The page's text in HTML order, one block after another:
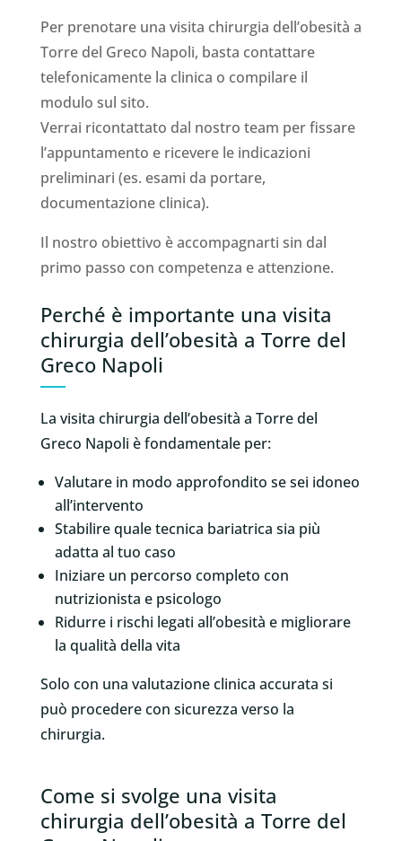
Per prenotare una visita chirurgia dell’obesità a
Torre del Greco Napoli, basta contattare
telefonicamente la clinica o compilare il
modulo sul sito.
Verrai ricontattato dal nostro team per fissare
l’appuntamento e ricevere le indicazioni
preliminari (es. esami da portare,
documentazione clinica).
Il nostro obiettivo è accompagnarti sin dal
primo passo con competenza e attenzione.
Perché è importante una visita
chirurgia dell’obesità a Torre del
Greco Napoli
La visita chirurgia dell’obesità a Torre del
Greco Napoli è fondamentale per:
Valutare in modo approfondito se sei idoneo
all’intervento
Stabilire quale tecnica bariatrica sia più
adatta al tuo caso
Iniziare un percorso completo con
nutrizionista e psicologo
Ridurre i rischi legati all’obesità e migliorare
la qualità della vita
Solo con una valutazione clinica accurata si
può procedere con sicurezza verso la
chirurgia.
Come si svolge una visita
chirurgia dell’obesità a Torre del